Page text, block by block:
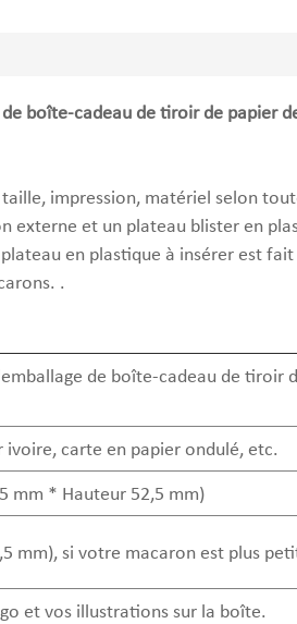
boîte-cadeau de tiroir de papier
impression, matériel selon
externe et un plateau blister en
en plastique à insérer est
.
de boîte-cadeau de tiroir
carte en papier ondulé, etc.
mm * Hauteur 52,5 mm)
mm), si votre macaron est plus
et vos illustrations sur la boîte.